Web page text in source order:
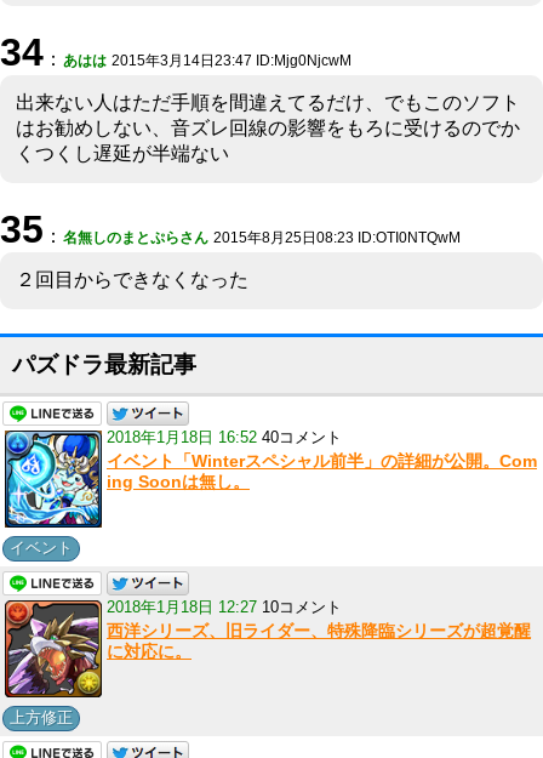
34 ： あはは 2015年3月14日23:47 ID:Mjg0NjcwM
出来ない人はただ手順を間違えてるだけ、でもこのソフト
はお勧めしない、音ズレ回線の影響をもろに受けるのでか
くつくし遅延が半端ない
35 ： 名無しのまとぷらさん 2015年8月25日08:23 ID:OTI0NTQwM
２回目からできなくなった
パズドラ最新記事
2018年1月18日 16:52 40コメント
イベント「Winterスペシャル前半」の詳細が公開。Com
ing Soonは無し。
イベント
2018年1月18日 12:27 10コメント
西洋シリーズ、旧ライダー、特殊降臨シリーズが超覚醒
に対応に。
上方修正